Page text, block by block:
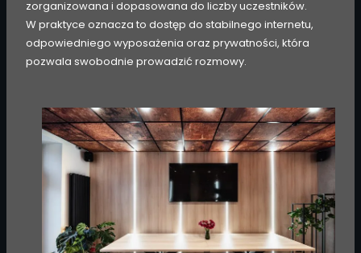
zorganizowana i dopasowana do liczby uczestników.
W praktyce oznacza to dostęp do stabilnego internetu,
odpowiedniego wyposażenia oraz prywatności, która
pozwala swobodnie prowadzić rozmowy.